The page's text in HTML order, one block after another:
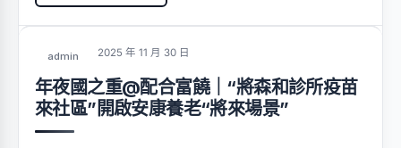
admin 2025 年 11 月 30 日
年夜國之重@配合富饒｜“將森和診所疫苗
來社區”開啟安康養老“將來場景”